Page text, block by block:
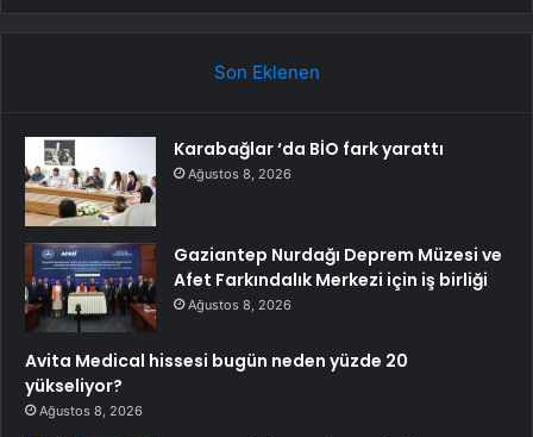
Son Eklenen
Karabağlar ‘da BİO fark yarattı
Ağustos 8, 2026
Gaziantep Nurdağı Deprem Müzesi ve
Afet Farkındalık Merkezi için iş birliği
Ağustos 8, 2026
Avita Medical hissesi bugün neden yüzde 20
yükseliyor?
Ağustos 8, 2026